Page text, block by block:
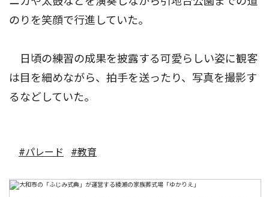
のりを笑顔で行進していた。
日頃の練習の成果を披露する可愛らしい姿に観客
は目を細めながら、拍手を送ったり、写真を撮影す
るなどしていた。
#パレード #教育